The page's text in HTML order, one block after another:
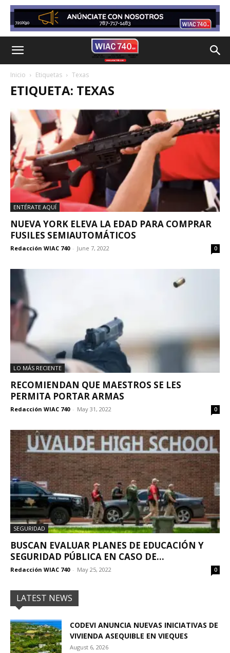
Inicio Etiquetas Texas
ETIQUETA: TEXAS
ENTÉRATE AQUÍ
NUEVA YORK ELEVA LA EDAD PARA COMPRAR
FUSILES SEMIAUTOMÁTICOS
Redacción WIAC 740 - June 7, 2022 0
LO MÁS RECIENTE
RECOMIENDAN QUE MAESTROS SE LES
PERMITA PORTAR ARMAS
Redacción WIAC 740 - May 31, 2022 0
SEGURIDAD
BUSCAN EVALUAR PLANES DE EDUCACIÓN Y
SEGURIDAD PÚBLICA EN CASO DE...
Redacción WIAC 740 - May 25, 2022 0
LATEST NEWS
CODEVI ANUNCIA NUEVAS INICIATIVAS DE
VIVIENDA ASEQUIBLE EN VIEQUES
August 6, 2026